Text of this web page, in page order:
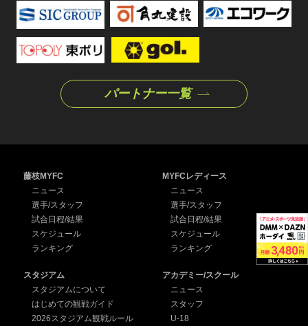
パートナー一覧
藤枝MYFC
ニュース
選手/スタッフ
試合日程/結果
スケジュール
ランキング
MYFCレディース
ニュース
選手/スタッフ
試合日程/結果
スケジュール
ランキング
スタジアム
スタジアムについて
はじめての観戦ガイド
2026スタジアム観戦ルール
アカデミー/スクール
ニュース
スタッフ
U-18